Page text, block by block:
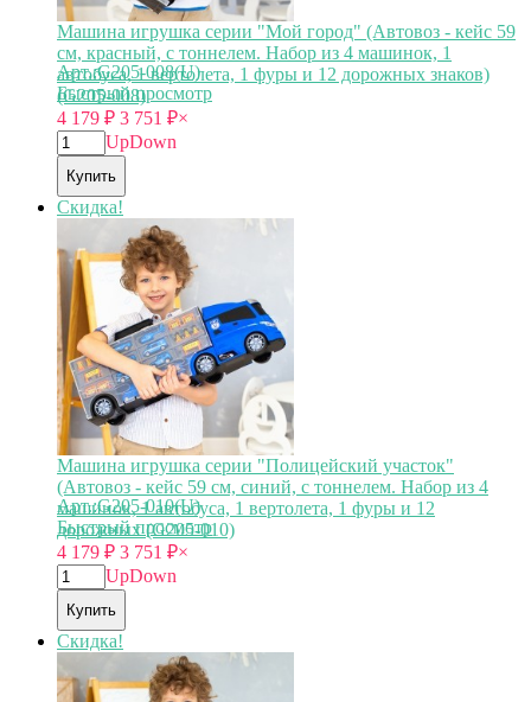
Машина игрушка серии "Мой город" (Автовоз - кейс 59
см, красный, с тоннелем. Набор из 4 машинок, 1
автобуса, 1 вертолета, 1 фуры и 12 дорожных знаков)
(G205-008)
Арт.:G205-008(U)
Быстрый просмотр
4 179 ₽ 3 751 ₽×
UpDown
Купить
Скидка!
Машина игрушка серии "Полицейский участок"
(Автовоз - кейс 59 см, синий, с тоннелем. Набор из 4
машинок, 1 автобуса, 1 вертолета, 1 фуры и 12
дорожных (G205-010)
Арт.:G205-010(U)
Быстрый просмотр
4 179 ₽ 3 751 ₽×
UpDown
Купить
Скидка!